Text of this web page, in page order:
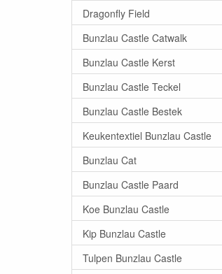
Dragonfly Field
Bunzlau Castle Catwalk
Bunzlau Castle Kerst
Bunzlau Castle Teckel
Bunzlau Castle Bestek
Keukentextiel Bunzlau Castle
Bunzlau Cat
Bunzlau Castle Paard
Koe Bunzlau Castle
Kip Bunzlau Castle
Tulpen Bunzlau Castle